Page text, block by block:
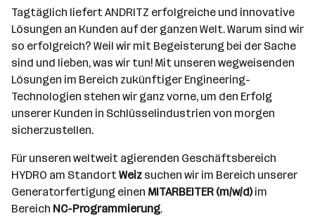
Tagtäglich liefert ANDRITZ erfolgreiche und innovative
Lösungen an Kunden auf der ganzen Welt. Warum sind wir
so erfolgreich? Weil wir mit Begeisterung bei der Sache
sind und lieben, was wir tun! Mit unseren wegweisenden
Lösungen im Bereich zukünftiger Engineering-
Technologien stehen wir ganz vorne, um den Erfolg
unserer Kunden in Schlüsselindustrien von morgen
sicherzustellen.
Für unseren weltweit agierenden Geschäftsbereich
HYDRO am StandortWeiz suchen wir im Bereich unserer
Generatorfertigung einen MITARBEITER (m/w/d)im
Bereich NC-Programmierung.